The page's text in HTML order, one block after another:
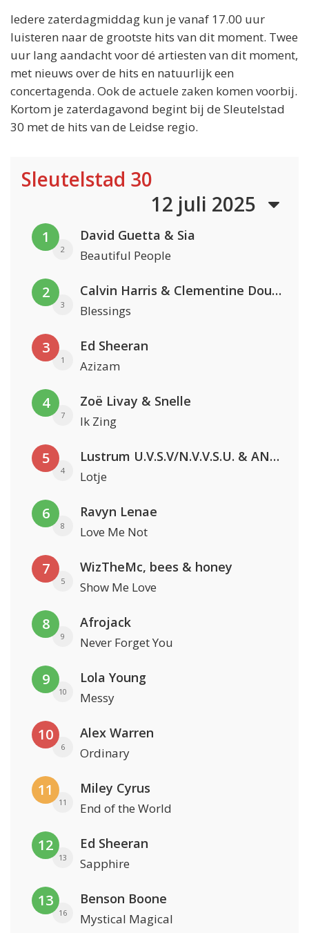
Iedere zaterdagmiddag kun je vanaf 17.00 uur
luisteren naar de grootste hits van dit moment. Twee
uur lang aandacht voor dé artiesten van dit moment,
met nieuws over de hits en natuurlijk een
concertagenda. Ook de actuele zaken komen voorbij.
Kortom je zaterdagavond begint bij de Sleutelstad
30 met de hits van de Leidse regio.
Sleutelstad 30
12 juli 2025
1
2
David Guetta & Sia
Beautiful People
2
3
Calvin Harris & Clementine Douglas
Blessings
3
1
Ed Sheeran
Azizam
4
7
Zoë Livay & Snelle
Ik Zing
5
4
Lustrum U.V.S.V/N.V.V.S.U. & ANNO ONS & Jopke van Dobbenburgh & Roeland Beelen
Lotje
6
8
Ravyn Lenae
Love Me Not
7
5
WizTheMc, bees & honey
Show Me Love
8
9
Afrojack
Never Forget You
9
10
Lola Young
Messy
10
6
Alex Warren
Ordinary
11
11
Miley Cyrus
End of the World
12
13
Ed Sheeran
Sapphire
13
16
Benson Boone
Mystical Magical